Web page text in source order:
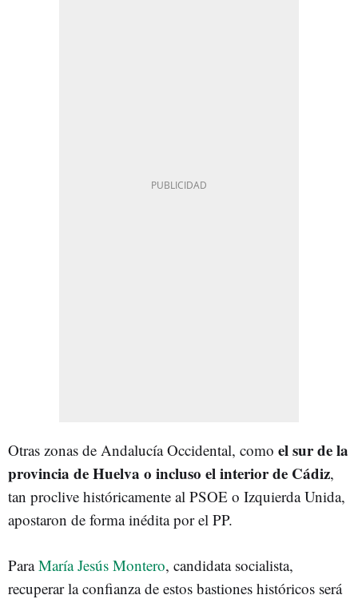
Otras zonas de Andalucía Occidental, como el sur de la
provincia de Huelva o incluso el interior de Cádiz,
tan proclive históricamente al PSOE o Izquierda Unida,
apostaron de forma inédita por el PP.
ParaMaría Jesús Montero, candidata socialista,
recuperar la confianza de estos bastiones históricos será